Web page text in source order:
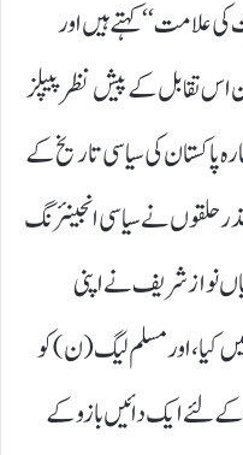
علامت‘‘ کہتے ہیں اور
اس تقابل کے پیش نظر پیپلز
پاکستان کی سیاسی تاریخ کے
حلقوں نے سیاسی انجینئرنگ
نواز شریف نے اپنی
کیا، اور مسلم لیگ ( ن) کو
کے لئے ایک دائیں بازو کے